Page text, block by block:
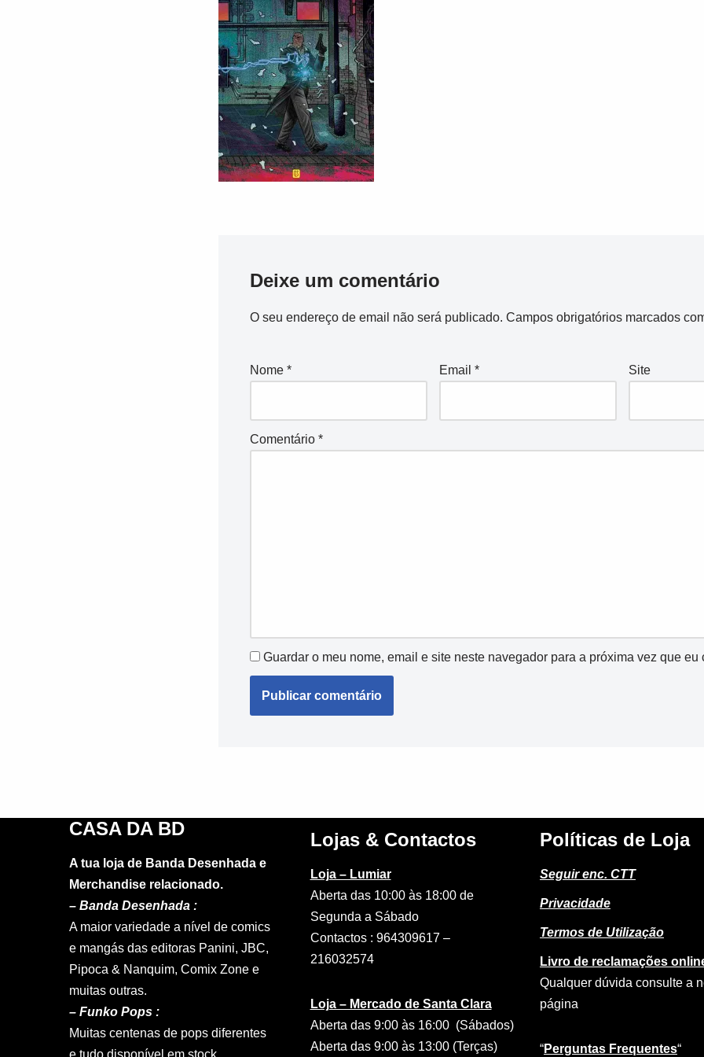
Deixe um comentário
O seu endereço de email não será publicado. Campos obrigatórios marcados
Nome * Email * Site
Comentário *
Guardar o meu nome, email e site neste navegador para a próxima vez que eu
CASA DA BD
A tua loja de Banda Desenhada e
Merchandise relacionado.
– Banda Desenhada :
A maior variedade a nível de comics
e mangás das editoras Panini, JBC,
Pipoca & Nanquim, Comix Zone e
muitas outras.
– Funko Pops :
Muitas centenas de pops diferentes
Lojas & Contactos
Loja – Lumiar
Aberta das 10:00 às 18:00 de
Segunda a Sábado
Contactos : 964309617 –
216032574
Loja – Mercado de Santa Clara
Aberta das 9:00 às 16:00 (Sábados)
Aberta das 9:00 às 13:00 (Terças)
Políticas de Loja
Seguir enc. CTT
Privacidade
Termos de Utilização
Livro de reclamações
Qualquer dúvida consulte a
página
“Perguntas Frequentes“